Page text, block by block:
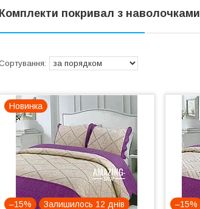
Комплекти покривал з наволочками
Новинка
–15% Залишилось 12 днів –15%